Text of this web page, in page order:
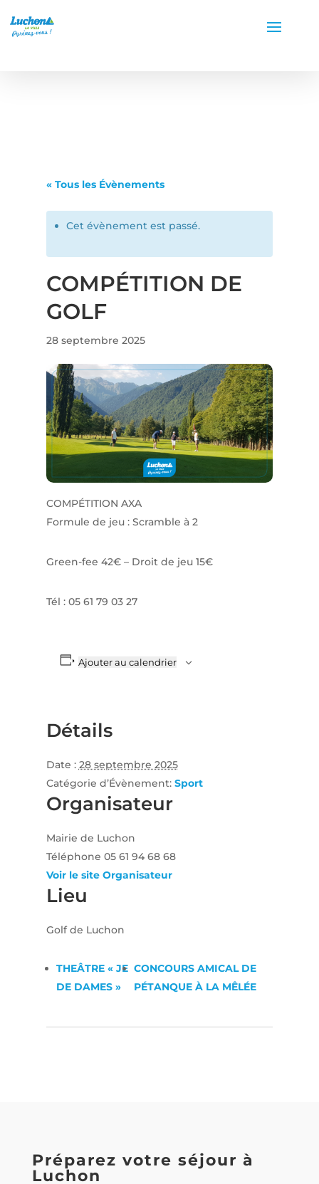
« Tous les Évènements
Cet évènement est passé.
COMPÉTITION DE
GOLF
28 septembre 2025
COMPÉTITION AXA
Formule de jeu : Scramble à 2
Green-fee 42€ – Droit de jeu 15€
Tél : 05 61 79 03 27
Ajouter au calendrier
Détails
Date : 28 septembre 2025
Catégorie d’Évènement: Sport
Lieu
Golf de Luchon
Organisateur
Mairie de Luchon
Téléphone 05 61 94 68 68
Voir le site Organisateur
THEÂTRE « JE
DE DAMES »
CONCOURS AMICAL DE
PÉTANQUE À LA MÊLÉE
Préparez votre séjour à
Luchon